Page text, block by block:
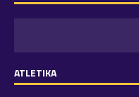
ATLETIKA